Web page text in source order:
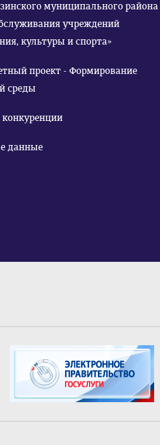
муниципального района
учреждений
культуры и спорта»
проект - Формирование
среды
конкуренции
данные